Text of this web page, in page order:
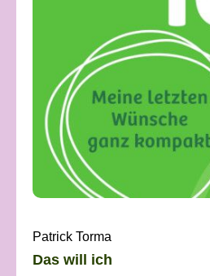
Patrick Torma
Das will ich